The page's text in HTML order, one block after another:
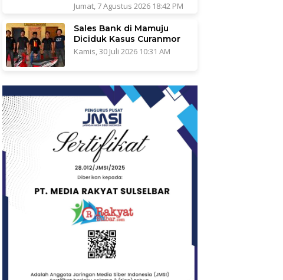
Jumat, 7 Agustus 2026 18:42 PM
Sales Bank di Mamuju
Diciduk Kasus Curanmor
Kamis, 30 Juli 2026 10:31 AM